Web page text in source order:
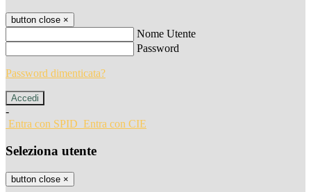
button close ×
Nome Utente
Password
Password dimenticata?
-
Entra con SPID Entra con CIE
Seleziona utente
button close ×